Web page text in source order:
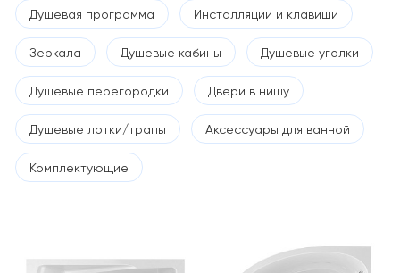
Душевая программа Инсталляции и клавиши
Зеркала Душевые кабины Душевые уголки
Душевые перегородки Двери в нишу
Душевые лотки/трапы Аксессуары для ванной
Комплектующие